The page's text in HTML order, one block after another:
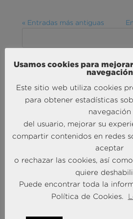
« Entradas más antiguas
MÁS NOTICIAS SOBRE:
BRAINTRUST
Andersen Consulting refuerza su
España con la incorporación de
Usamos cookies para
navegación
Este sitio web utiliza cookies
para obtener estadísticas
navegación
del usuario, mejorar su
compartir contenidos en redes
aceptar
o rechazar las cookies, así
quiere
Puede encontrar toda la
Política de Cookies.